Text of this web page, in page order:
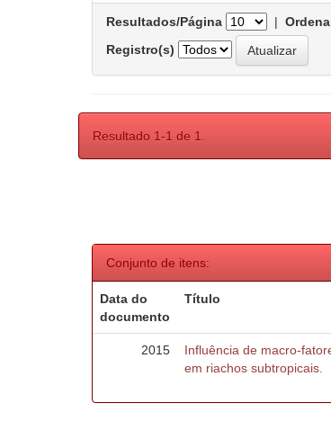
Resultados/Página |
Registro(s)
Resultado 1-1 de 1.
Conjunto de itens:
Data do
documento
Título
2015
Influência de macro-
em riachos subtropicais.